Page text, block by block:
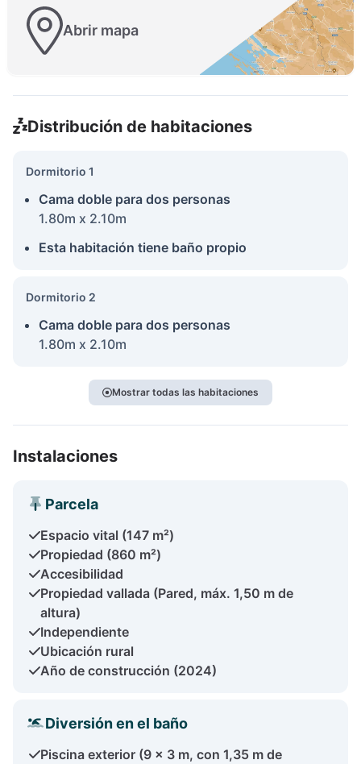
Abrir mapa
Distribución de habitaciones
Dormitorio 1
Cama doble para dos personas
1.80m x 2.10m
Esta habitación tiene baño propio
Dormitorio 2
Cama doble para dos personas
1.80m x 2.10m
Mostrar todas las habitaciones
Instalaciones
Parcela
Espacio vital (147 m²)
Propiedad (860 m²)
Accesibilidad
Propiedad vallada (Pared, máx. 1,50 m de
altura)
Independiente
Ubicación rural
Año de construcción (2024)
Diversión en el baño
Piscina exterior (9 x 3 m, con 1,35 m de